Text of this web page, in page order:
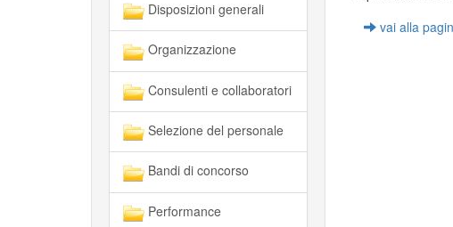
Disposizioni generali
Organizzazione
Consulenti e collaboratori
Selezione del personale
Bandi di concorso
Performance
vai alla